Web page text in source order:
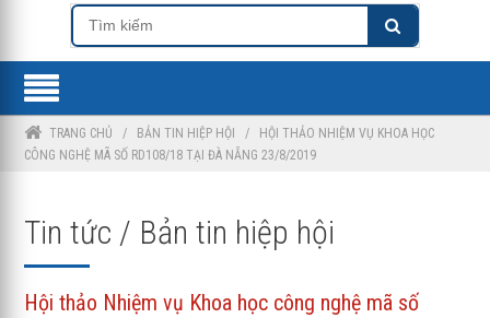
TRANG CHỦ / BẢN TIN HIỆP HỘI /
HỘI THẢO NHIỆM VỤ KHOA HỌC
CÔNG NGHỆ MÃ SỐ RD108/18 TẠI ĐÀ NẴNG 23/8/2019
Tin tức / Bản tin hiệp hội
Hội thảo Nhiệm vụ Khoa học công nghệ mã số